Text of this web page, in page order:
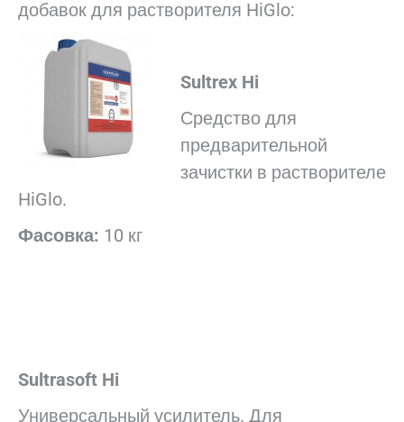
добавок для растворителя HiGlo:
Sultrex Hi
Средство для
предварительной
зачистки в растворителе
HiGlo.
Фасовка: 10 кг
Sultrasoft Hi
Универсальный усилитель. Для